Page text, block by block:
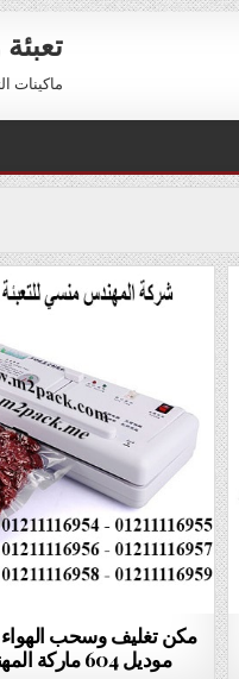
ماكينات التعبئة والتغليف
مكن تغليف وسحب
موديل 604 ماركة المهندس منسى